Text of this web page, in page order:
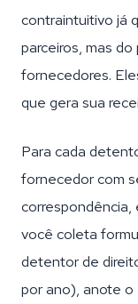
contraintuitivo já
parceiros, mas
fornecedores.
que gera sua
Para cada
fornecedor com
correspondência,
você coleta
detentor de
por ano), anote o